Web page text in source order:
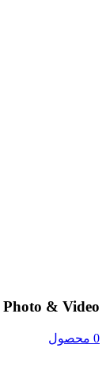
Photo & Video
0 محصول